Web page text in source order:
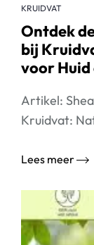
KRUIDVAT
Ontdek
bij
voor Huid
Artikel:
Kruidvat:
Lees meer